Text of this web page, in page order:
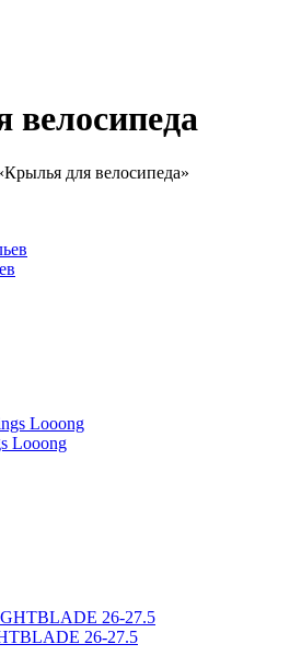
для велосипеда»
Looong
26-27.5